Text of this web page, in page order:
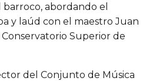
abordando el
y laúd con el maestro Juan
Conservatorio Superior de
del Conjunto de Música